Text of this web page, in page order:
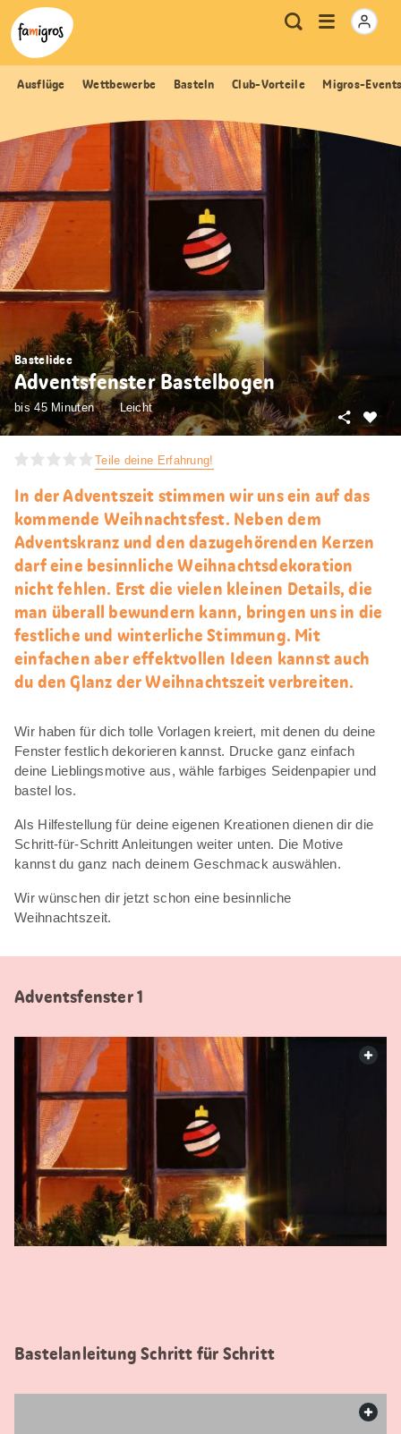
Sprungmarken
Navigation
Header
Logo
Meta
Navigation
Suche
Menu
öffnen
Ausflüge Wettbewerbe Basteln Club-Vorteile Migros-
Teile deine Erfahrung!
Bastelidee
Adventsfenster Bastelbogen
bis 45 Minuten
Leicht
Als
Teilen
In der Adventszeit stimmen wir uns ein auf das
kommende Weihnachtsfest. Neben dem
Adventskranz und den dazugehörenden Kerzen
darf eine besinnliche Weihnachtsdekoration
nicht fehlen. Erst die vielen kleinen Details, die
man überall bewundern kann, bringen uns in die
festliche und winterliche Stimmung. Mit
einfachen aber effektvollen Ideen kannst auch
du den Glanz der Weihnachtszeit verbreiten.
Wir haben für dich tolle Vorlagen kreiert, mit denen du deine
Fenster festlich dekorieren kannst. Drucke ganz einfach
deine Lieblingsmotive aus, wähle farbiges Seidenpapier und
bastel los.
Als Hilfestellung für deine eigenen Kreationen dienen dir die
Schritt-für-Schritt Anleitungen weiter unten. Die Motive
kannst du ganz nach deinem Geschmack auswählen.
Wir wünschen dir jetzt schon eine besinnliche
Weihnachtszeit.
Adventsfenster 1
Bastelanleitung Schritt für Schritt